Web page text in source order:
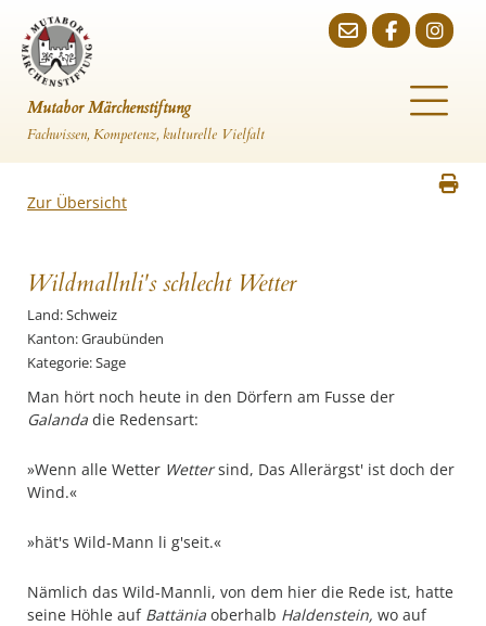
Mutabor Märchenstiftung
Fachwissen, Kompetenz, kulturelle Vielfalt
Zur Übersicht
Wildmallnli's schlecht Wetter
Land: Schweiz
Kanton: Graubünden
Kategorie: Sage
Man hört noch heute in den Dörfern am Fusse der
Galanda die Redensart:
»Wenn alle Wetter Wettersind, Das Allerärgst' ist doch der
Wind.«
»hät's Wild-Mann li g'seit.«
Nämlich das Wild-Mannli, von dem hier die Rede ist, hatte
seine Höhle auf Battänia oberhalb Haldenstein, wo auf